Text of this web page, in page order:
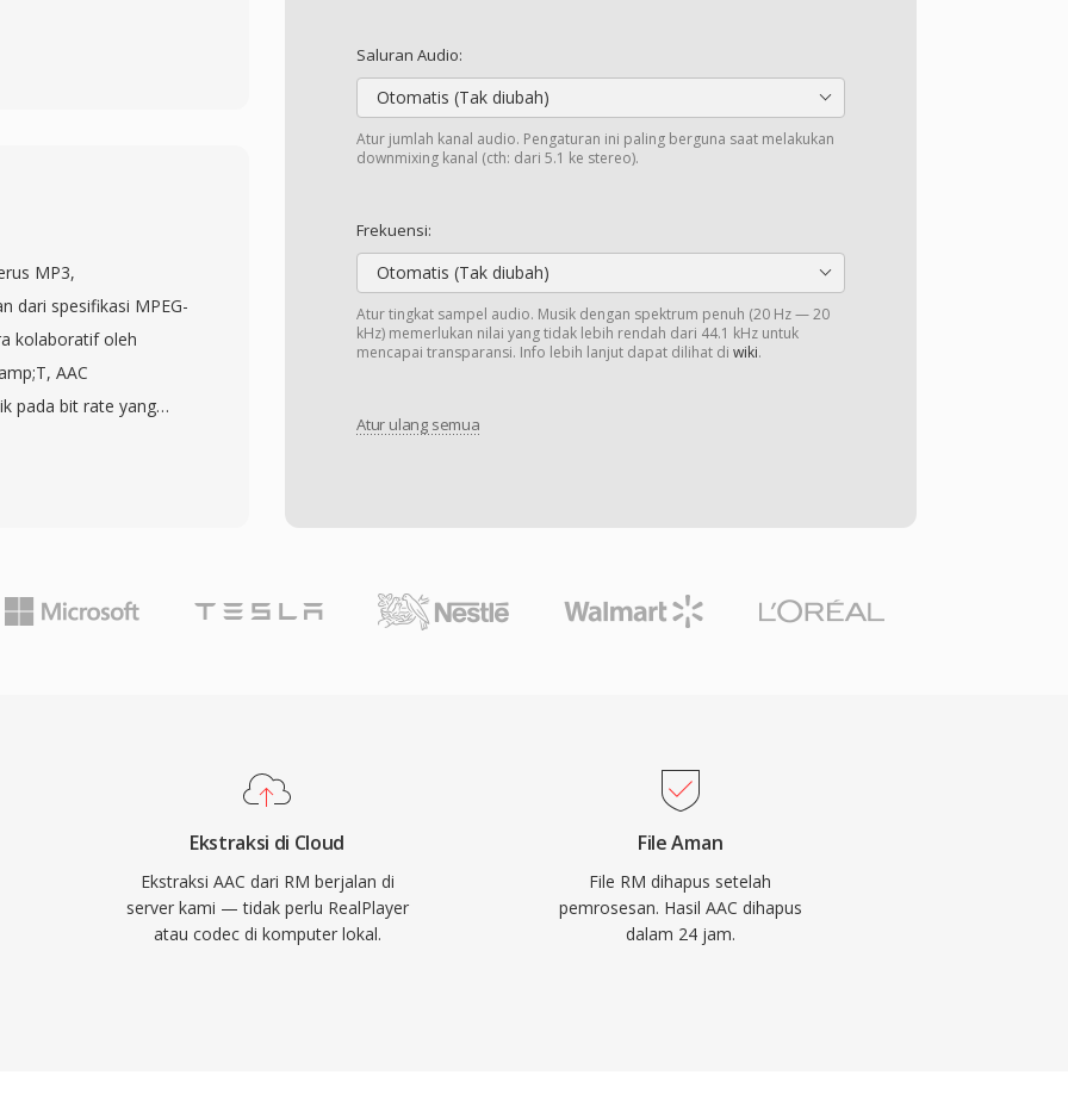
Saluran Audio:
Otomatis (Tak diubah)
Atur jumlah kanal audio. Pengaturan ini paling berguna saat melakukan
downmixing kanal (cth: dari 5.1 ke stereo).
Frekuensi:
Otomatis (Tak diubah)
Atur tingkat sampel audio. Musik dengan spektrum penuh (20 Hz — 20
kHz) memerlukan nilai yang tidak lebih rendah dari 44.1 kHz untuk
mencapai transparansi. Info lebih lanjut dapat dilihat di wiki.
Atur ulang semua
pada akhir
pemutaran
bit rate berbeda,
menyesuaikan kualitas
secara real time.
judul, penulis,
protokol
format ini untuk
modern, file RM
MP3,
dari spesifikasi MPEG-
kolaboratif oleh
AAC
pada bit rate yang
umumnya
iPad), YouTube,
pertamanya adalah
untuk segala
suara surround.
dan pihak lain
modern, browser,
AAC secara native
Ekstraksi di Cloud
Ekstraksi AAC dari RM berjalan di
server kami — tidak perlu RealPlayer
atau codec di komputer lokal.
File Aman
File RM dihapus setelah
pemrosesan. Hasil AAC dihapus
dalam 24 jam.